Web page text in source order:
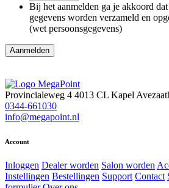
Bij het aanmelden ga je akkoord
gegevens worden verzameld en
(wet persoonsgegevens)
Provincialeweg 4 4013 CL Kapel
0344-661030
info@megapoint.nl
Account
Inloggen Dealer worden Salon worden
Instellingen Bestellingen Support Contact